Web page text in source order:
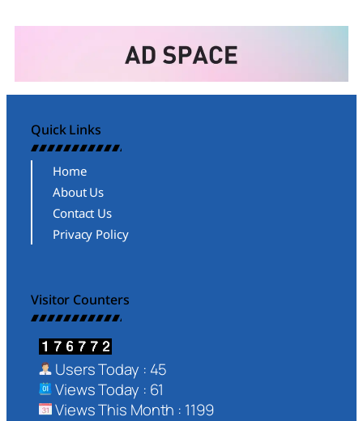
Quick Links
Home
About Us
Contact Us
Privacy Policy
Visitor Counters
Users Today : 45
Views Today : 61
Views This Month : 1199